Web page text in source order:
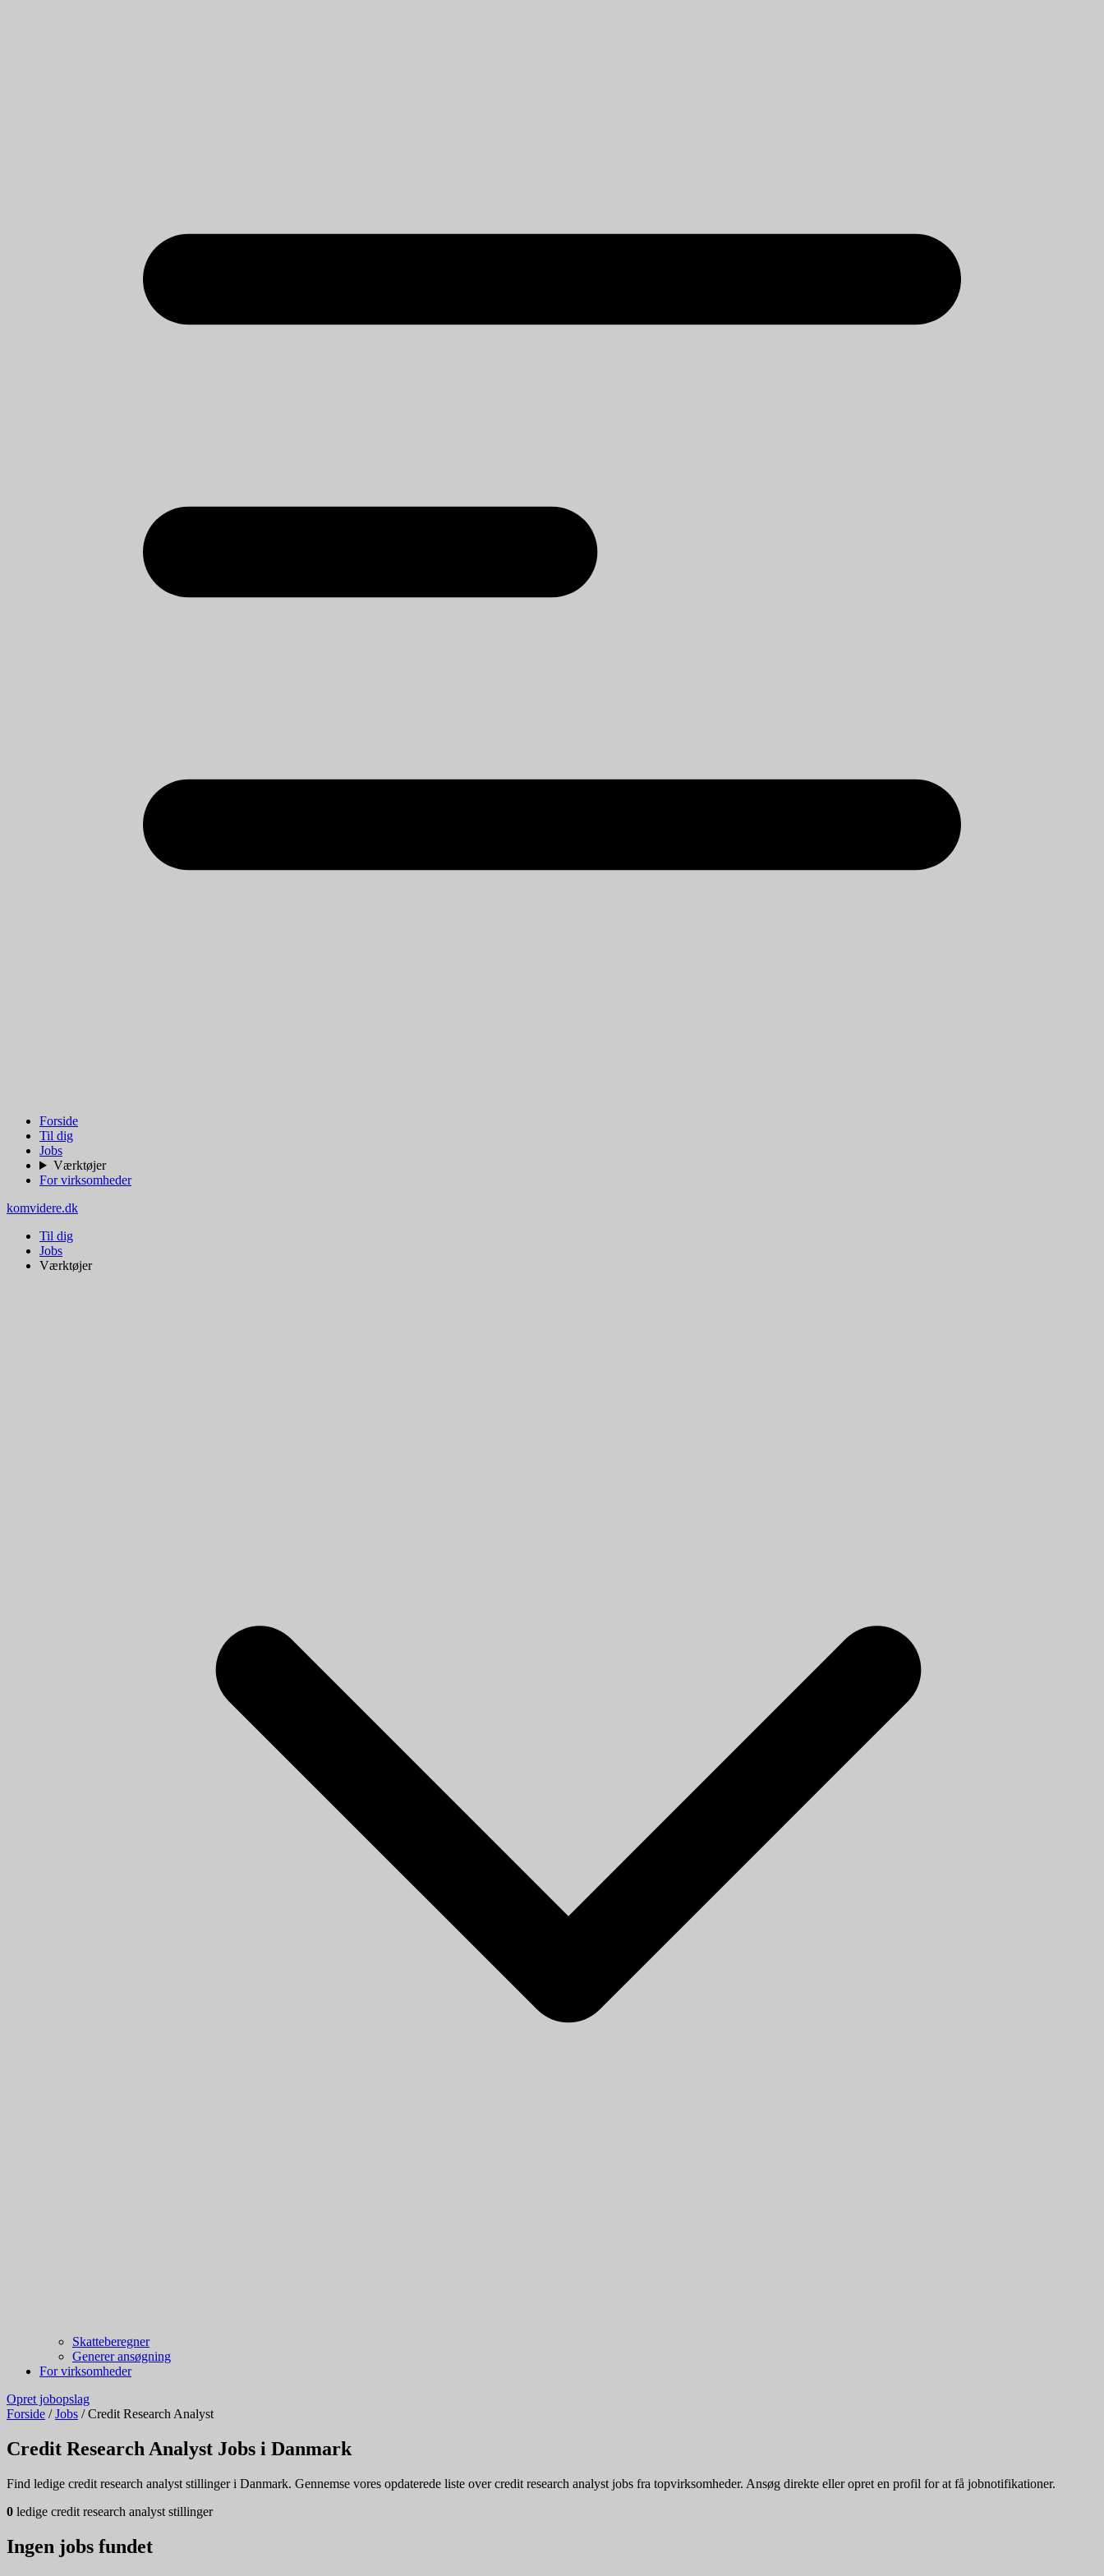
Forside
Til dig
Jobs
Værktøjer
For virksomheder
komvidere.dk
Til dig
Jobs
Værktøjer
Skatteberegner
Generer ansøgning
For virksomheder
Opret jobopslag
Forside / Jobs / Credit Research Analyst
Credit Research Analyst Jobs i Danmark
Find ledige credit research analyst stillinger i Danmark. Gennemse vores opdaterede liste over credit research analyst jobs fra topvirksomheder. Ansøg direkte eller opret en profil for at få jobnotifikationer.
0 ledige credit research analyst stillinger
Ingen jobs fundet